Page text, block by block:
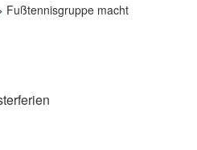
Fußtennisgruppe macht